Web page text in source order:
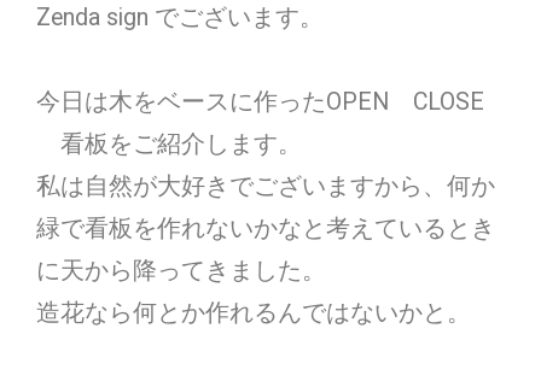
Zenda sign でございます。
今日は木をベースに作ったOPEN CLOSE
看板をご紹介します。
私は自然が大好きでございますから、何か
緑で看板を作れないかなと考えているとき
に天から降ってきました。
造花なら何とか作れるんではないかと。